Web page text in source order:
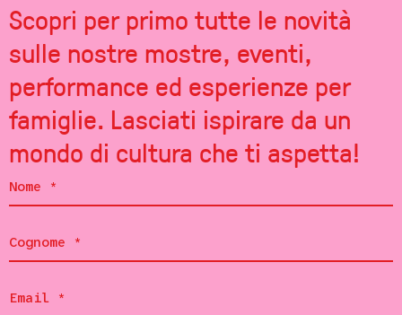
Scopri per primo tutte le novità
sulle nostre mostre, eventi,
performance ed esperienze per
famiglie. Lasciati ispirare da un
mondo di cultura che ti aspetta!